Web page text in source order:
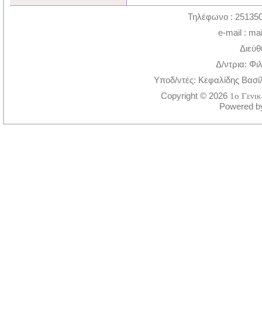
Τηλέφωνο :
e-mail :
Δ/ντρια:
Υποδ/ντές: Κεφαλίδης
Copyright © 2026 1ο
Powered